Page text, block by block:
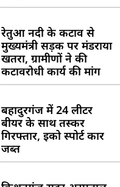
रेतुआ नदी के कटाव से
मुख्यमंत्री सड़क पर मंडराया
खतरा, ग्रामीणों ने की
कटावरोधी कार्य की मांग
बहादुरगंज में 24 लीटर
बीयर के साथ तस्कर
गिरफ्तार, इको स्पोर्ट कार
जब्त